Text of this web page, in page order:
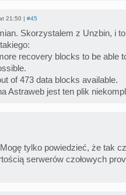
21:50 | #45
Skorzystalem z Unzbin, i
recovery blocks to be able
of 473 data blocks available.
Astraweb jest ten plik
tylko powiedzieć, że tak
serwerów czołowych